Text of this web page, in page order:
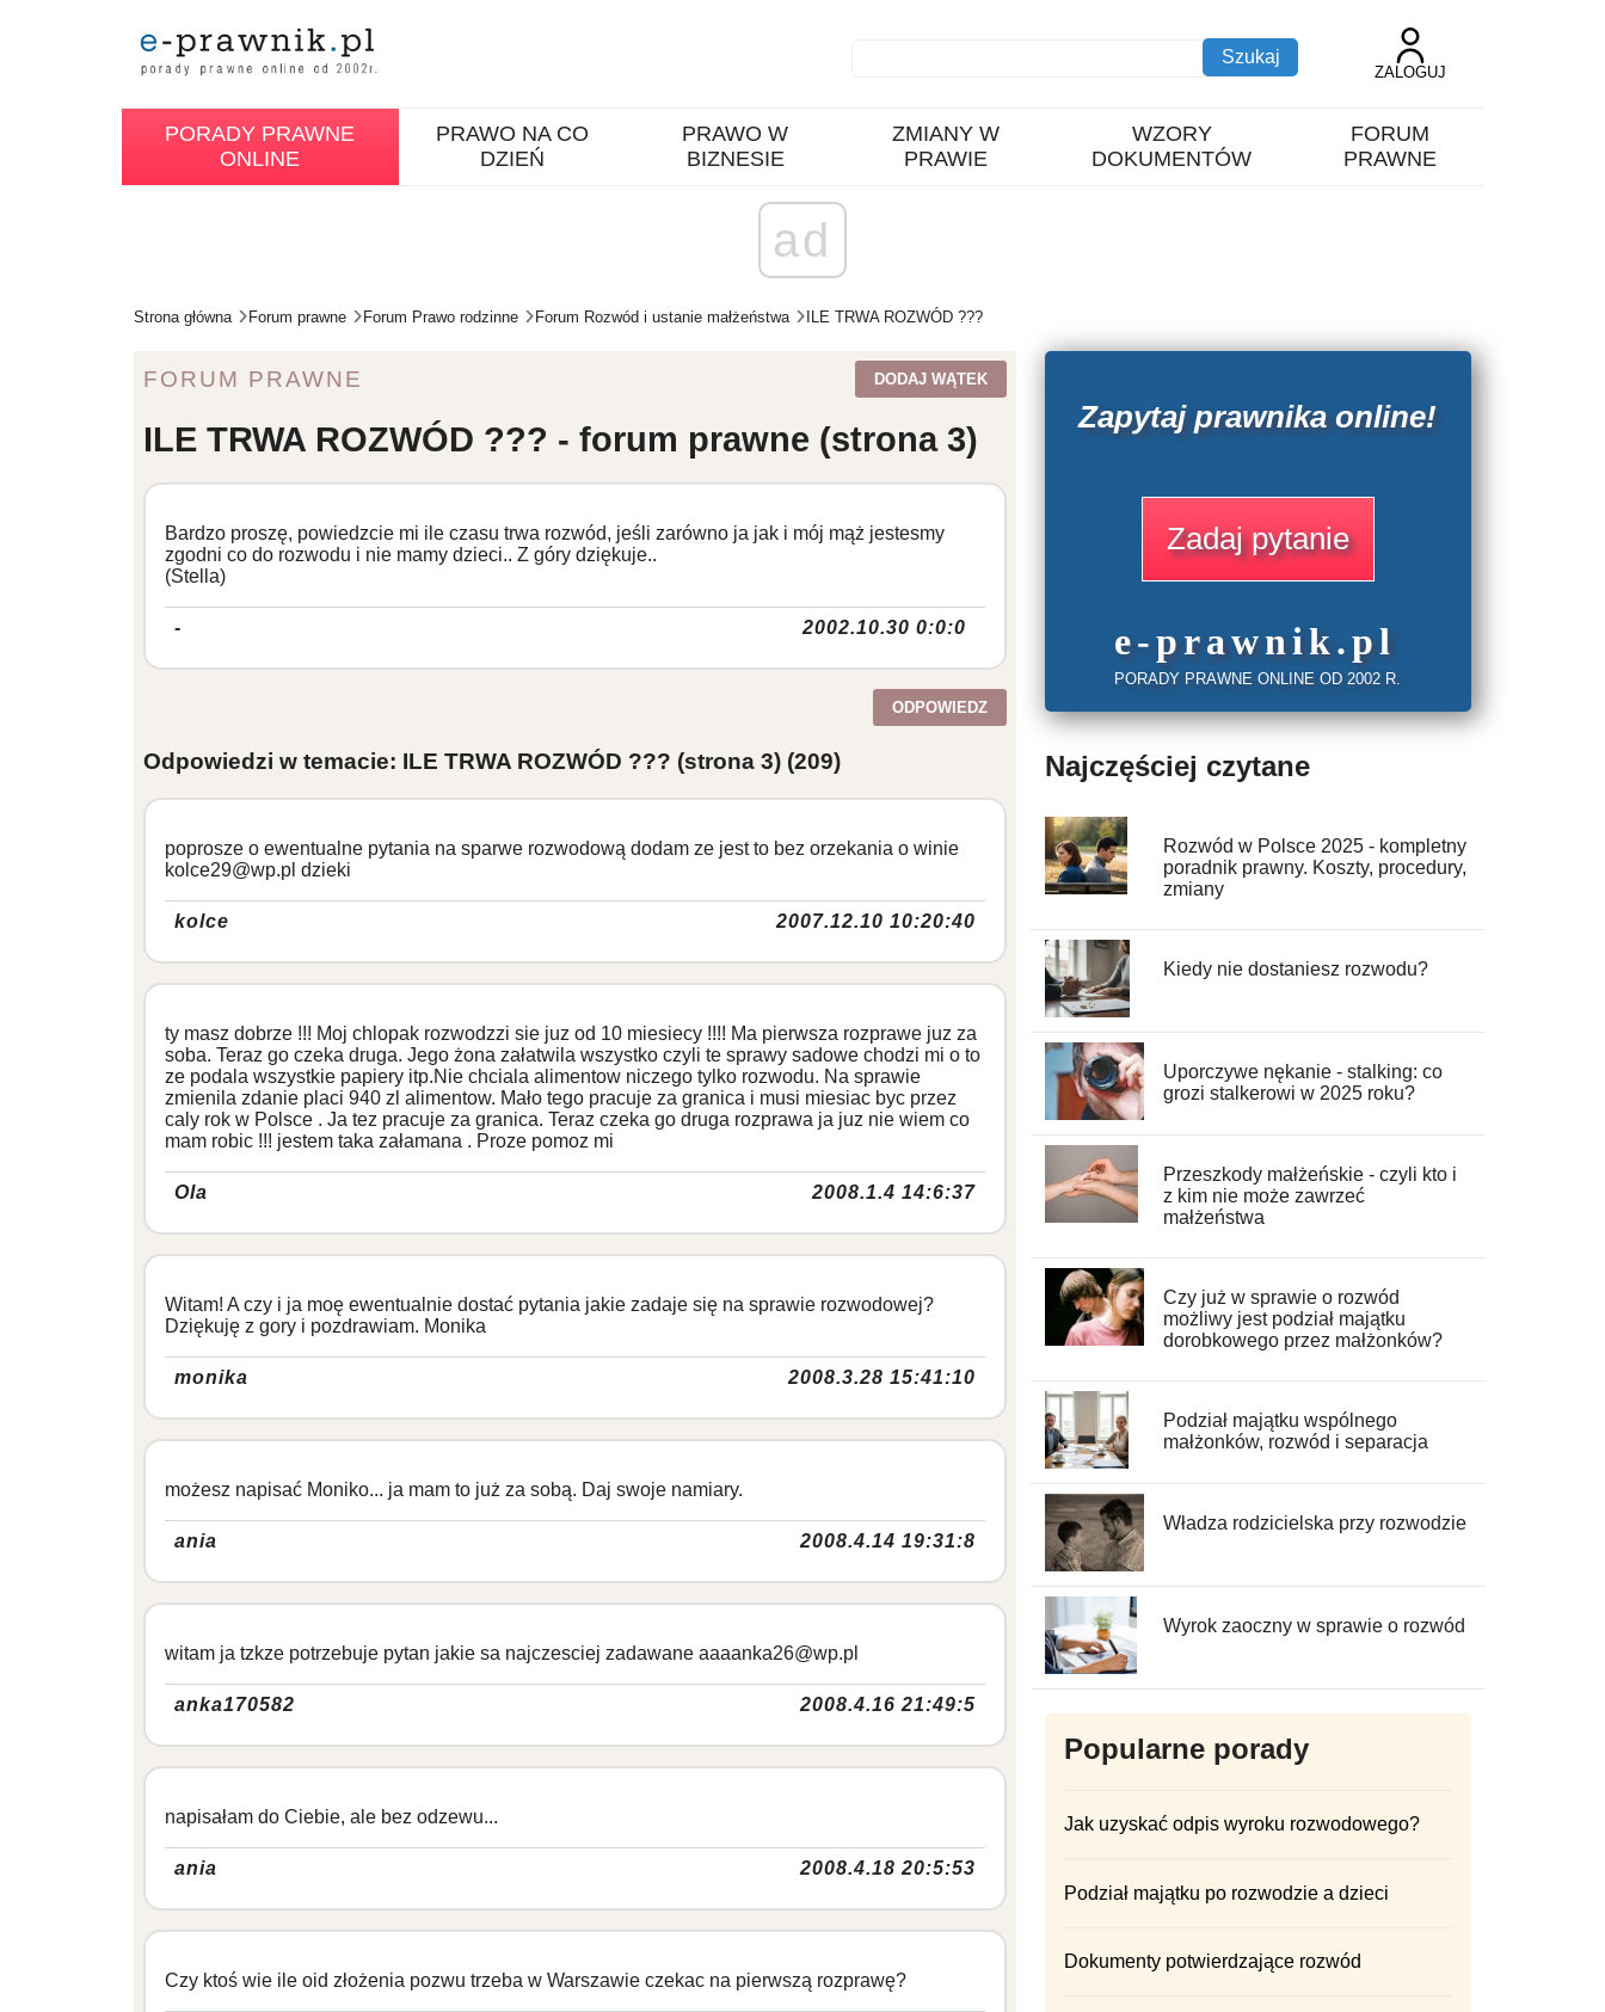
ZALOGUJ
PORADY PRAWNE
ONLINE
PRAWO NA CO
DZIEŃ
PRAWO W
BIZNESIE
ZMIANY W
PRAWIE
WZORY
DOKUMENTÓW
FORUM
PRAWNE
ad
Strona główna Forum prawne Forum Prawo rodzinne Forum Rozwód i ustanie małżeństwa ILE TRWA ROZWÓD ???
FORUM PRAWNE DODAJ WĄTEK
ILE TRWA ROZWÓD ??? - forum prawne (strona 3)
Bardzo proszę, powiedzcie mi ile czasu trwa rozwód, jeśli zarówno ja jak i mój mąż jestesmy
zgodni co do rozwodu i nie mamy dzieci.. Z góry dziękuje..
(Stella)
- 2002.10.30 0:0:0
ODPOWIEDZ
Odpowiedzi w temacie: ILE TRWA ROZWÓD ??? (strona 3) (209)
poprosze o ewentualne pytania na sparwe rozwodową dodam ze jest to bez orzekania o winie
kolce29@wp.pl dzieki
kolce 2007.12.10 10:20:40
ty masz dobrze !!! Moj chlopak rozwodzzi sie juz od 10 miesiecy !!!! Ma pierwsza rozprawe juz za
soba. Teraz go czeka druga. Jego żona załatwila wszystko czyli te sprawy sadowe chodzi mi o to
ze podala wszystkie papiery itp.Nie chciala alimentow niczego tylko rozwodu. Na sprawie
zmienila zdanie placi 940 zl alimentow. Mało tego pracuje za granica i musi miesiac byc przez
caly rok w Polsce . Ja tez pracuje za granica. Teraz czeka go druga rozprawa ja juz nie wiem co
mam robic !!! jestem taka załamana . Proze pomoz mi
Ola 2008.1.4 14:6:37
Witam! A czy i ja moę ewentualnie dostać pytania jakie zadaje się na sprawie rozwodowej?
Dziękuję z gory i pozdrawiam. Monika
monika 2008.3.28 15:41:10
możesz napisać Moniko... ja mam to już za sobą. Daj swoje namiary.
ania 2008.4.14 19:31:8
witam ja tzkze potrzebuje pytan jakie sa najczesciej zadawane aaaanka26@wp.pl
anka170582 2008.4.16 21:49:5
napisałam do Ciebie, ale bez odzewu...
ania 2008.4.18 20:5:53
Czy ktoś wie ile oid złożenia pozwu trzeba w Warszawie czekac na pierwszą rozprawę?
Zapytaj prawnika online!
Zadaj pytanie
e-prawnik.pl
PORADY PRAWNE ONLINE OD 2002 R.
Najczęściej czytane
Rozwód w Polsce 2025 - kompletny
poradnik prawny. Koszty, procedury,
zmiany
Kiedy nie dostaniesz rozwodu?
Uporczywe nękanie - stalking: co
grozi stalkerowi w 2025 roku?
Przeszkody małżeńskie - czyli kto i
z kim nie może zawrzeć
małżeństwa
Czy już w sprawie o rozwód
możliwy jest podział majątku
dorobkowego przez małżonków?
Podział majątku wspólnego
małżonków, rozwód i separacja
Władza rodzicielska przy rozwodzie
Wyrok zaoczny w sprawie o rozwód
Popularne porady
Jak uzyskać odpis wyroku rozwodowego?
Podział majątku po rozwodzie a dzieci
Dokumenty potwierdzające rozwód